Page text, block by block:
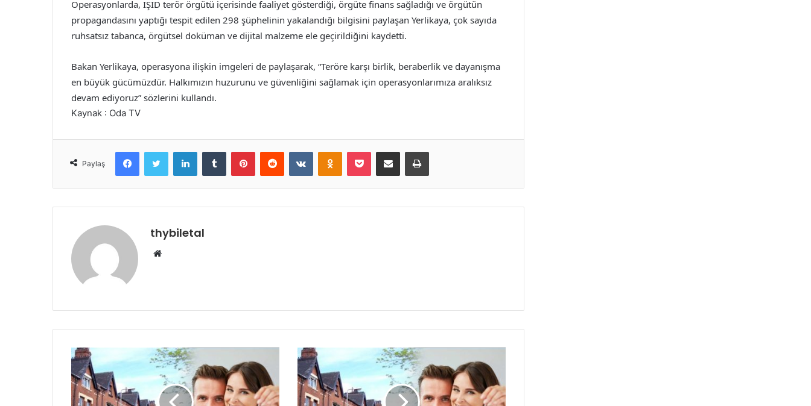
Operasyonlarda, IŞİD terör örgütü içerisinde faaliyet gösterdiği, örgüte finans sağladığı ve örgütün
propagandasını yaptığı tespit edilen 298 şüphelinin yakalandığı bilgisini paylaşan Yerlikaya, çok sayıda
ruhsatsız tabanca, örgütsel doküman ve dijital malzeme ele geçirildiğini kaydetti.
Bakan Yerlikaya, operasyona ilişkin imgeleri de paylaşarak, “Teröre karşı birlik, beraberlik ve dayanışma
en büyük gücümüzdür. Halkımızın huzurunu ve güvenliğini sağlamak için operasyonlarımıza aralıksız
devam ediyoruz” sözlerini kullandı.
Kaynak : Oda TV
Paylaş
FacebookTwitter LinkedInTumblr PinterestReddit VKontakteOdnoklassniki
Pocket E-Posta ile paylaş Yazdır
thybiletal
Web